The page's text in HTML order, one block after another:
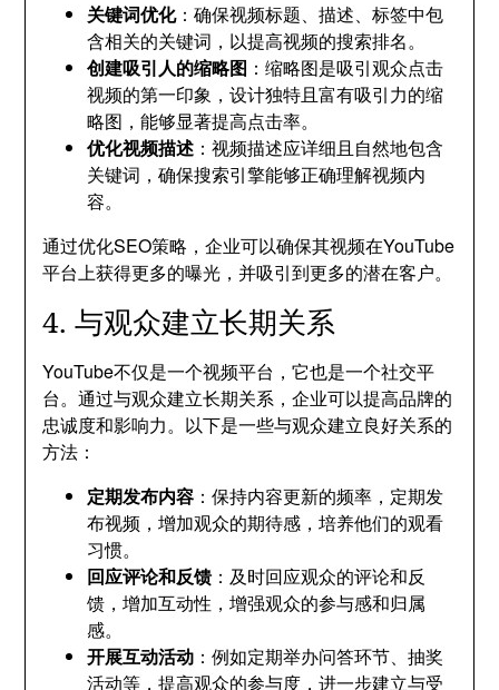
关键词优化：确保视频标题、描述、标签中包
含相关的关键词，以提高视频的搜索排名。
创建吸引人的缩略图 ：缩略图是吸引观众点击
视频的第一印象，设计独特且富有吸引力的缩
略图，能够显著提高点击率。
优化视频描述 ：视频描述应详细且自然地包含
关键词，确保搜索引擎能够正确理解视频内
容。
通过优化SEO策略，企业可以确保其视频在YouTube
平台上获得更多的曝光，并吸引到更多的潜在客户。
4. 与观众建立长期关系
YouTube不仅是一个视频平台，它也是一个社交平
台。通过与观众建立长期关系，企业可以提高品牌的
忠诚度和影响力。以下是一些与观众建立良好关系的
方法：
定期发布内容 ：保持内容更新的频率，定期发
布视频，增加观众的期待感，培养他们的观看
习惯。
回应评论和反馈 ：及时回应观众的评论和反
馈，增加互动性，增强观众的参与感和归属
感。
开展互动活动 ：例如定期举办问答环节、抽奖
活动等，提高观众的参与度，进一步建立与受